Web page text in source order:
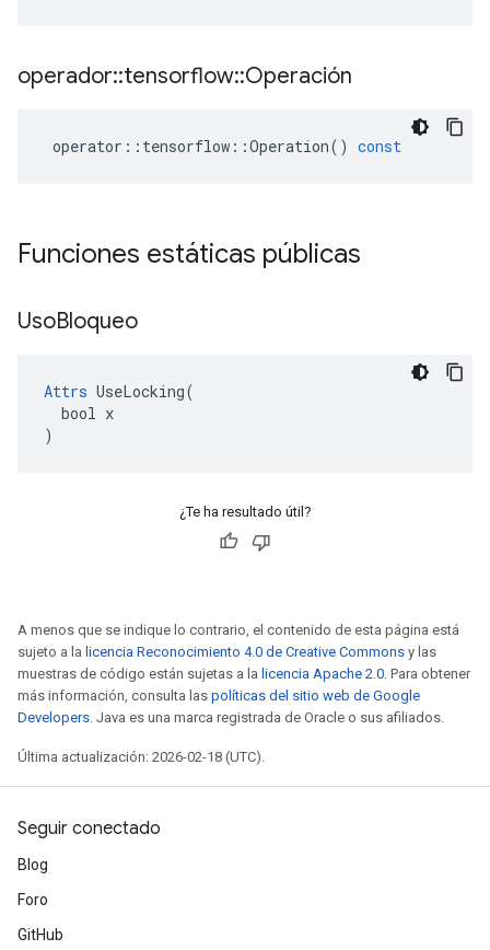
operador::tensorflow::Operación
operator :: tensorflow ::Operation() const
Funciones estáticas públicas
UsoBloqueo
Attrs UseLocking(
  bool x
)
¿Te ha resultado útil?
A menos que se indique lo contrario, el contenido de esta página está
sujeto a la licencia Reconocimiento 4.0 de Creative Commons y las
muestras de código están sujetas a la licencia Apache 2.0. Para obtener
más información, consulta las políticas del sitio web de Google
Developers. Java es una marca registrada de Oracle o sus afiliados.
Última actualización: 2026-02-18 (UTC).
Seguir conectado
Blog
Foro
GitHub